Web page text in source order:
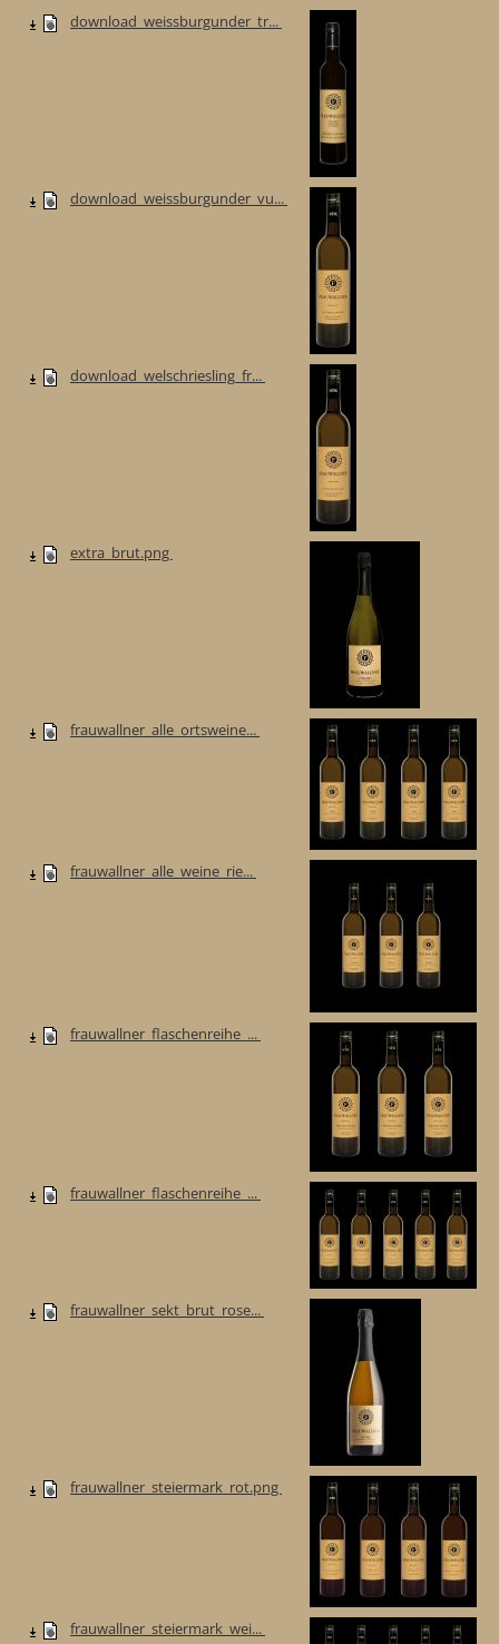
download_weissburgunder_tr...
download_weissburgunder_vu...
download_welschriesling_fr...
extra_brut.png
frauwallner_alle_ortsweine...
frauwallner_alle_weine_rie...
frauwallner_flaschenreihe_...
frauwallner_flaschenreihe_...
frauwallner_sekt_brut_rose...
frauwallner_steiermark_rot.png
frauwallner_steiermark_wei...